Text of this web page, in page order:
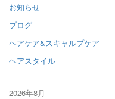
お知らせ
ブログ
ヘアケア&スキャルプケア
ヘアスタイル
2026年8月